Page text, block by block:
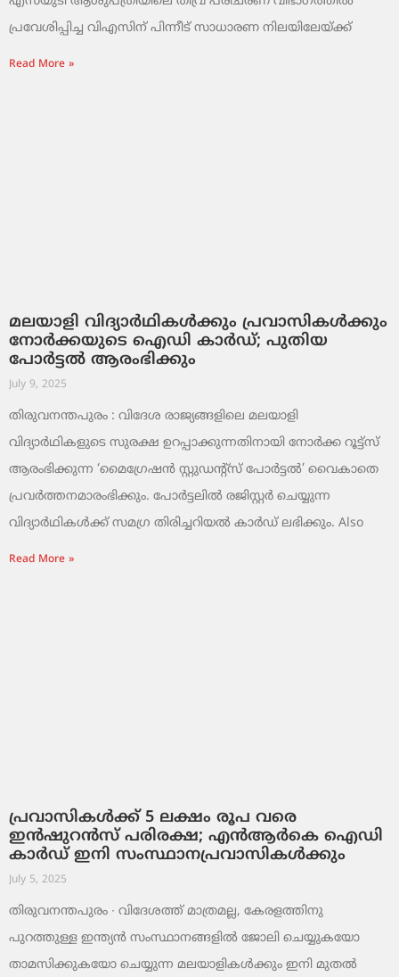
പ്രവേശിപ്പിച്ച വിഎസിന് പിന്നീട് സാധാരണ നിലയിലേയ്ക്ക്
Read More »
മലയാളി വിദ്യാർഥികൾക്കും പ്രവാസികൾക്കും
നോര്‍ക്കയുടെ ഐഡി കാർഡ്; പുതിയ
പോർട്ടൽ ആരംഭിക്കും
July 9, 2025
തിരുവനന്തപുരം : വിദേശ രാജ്യങ്ങളിലെ മലയാളി
വിദ്യാർഥികളുടെ സുരക്ഷ ഉറപ്പാക്കുന്നതിനായി നോർക്ക റൂട്ട്‌സ്
ആരംഭിക്കുന്ന ‘മൈഗ്രേഷൻ സ്റ്റുഡന്റ്സ് പോർട്ടൽ’ വൈകാതെ
പ്രവർത്തനമാരംഭിക്കും. പോർട്ടലിൽ രജിസ്റ്റർ ചെയ്യുന്ന
വിദ്യാർഥികൾക്ക് സമഗ്ര തിരിച്ചറിയൽ കാർഡ് ലഭിക്കും. Also
Read More »
പ്രവാസികൾക്ക് 5 ലക്ഷം രൂപ വരെ
ഇൻഷുറൻസ് പരിരക്ഷ; എൻആർകെ ഐഡി
കാർഡ് ഇനി സംസ്ഥാനപ്രവാസികൾക്കും
July 5, 2025
തിരുവനന്തപുരം ∙ വിദേശത്ത് മാത്രമല്ല, കേരളത്തിനു
പുറത്തുള്ള ഇന്ത്യൻ സംസ്ഥാനങ്ങളിൽ ജോലി ചെയ്യുകയോ
താമസിക്കുകയോ ചെയ്യുന്ന മലയാളികൾക്കും ഇനി മുതൽ